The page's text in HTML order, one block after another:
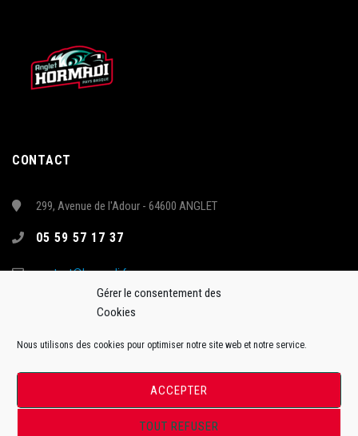
Gérer le consentement des
Cookies
Nous utilisons des cookies pour optimiser notre site web et notre service.
ACCEPTER
TOUT REFUSER
CONTACT
299, Avenue de l'Adour - 64600 ANGLET
05 59 57 17 37
contact@hormadi.fr